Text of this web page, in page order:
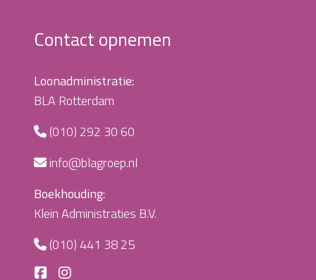
Contact opnemen
Loonadministratie:
BLA Rotterdam
(010) 292 30 60
info@blagroep.nl
Boekhouding:
Klein Administraties B.V.
(010) 441 38 25